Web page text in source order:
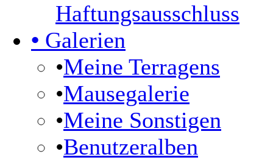
Haftungsausschluss
• Galerien
•Meine Terragens
•Mausegalerie
•Meine Sonstigen
•Benutzeralben